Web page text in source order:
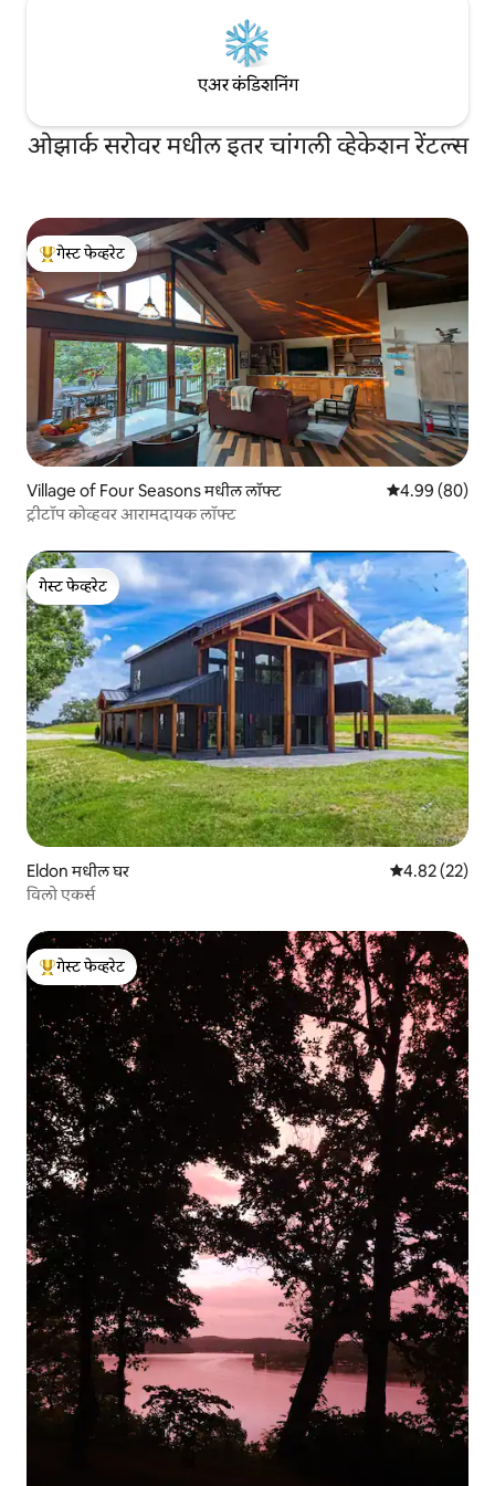
एअर कंडिशनिंग
ओझार्क सरोवर मधील इतर चांगली व्हेकेशन रेंटल्स
टॉप गेस्ट फेव्हरेट
गेस्ट फेव्हरेट
Village of Four Seasons मधील लॉफ्ट 5 पैकी 4.99
4.99 (80)
ट्रीटॉप कोव्हवर आरामदायक लॉफ्ट
गेस्ट फेव्हरेट
गेस्ट फेव्हरेट
Eldon मधील घर 5 पैकी 4.82
4.82 (22)
विलो एकर्स
टॉप गेस्ट फेव्हरेट
गेस्ट फेव्हरेट